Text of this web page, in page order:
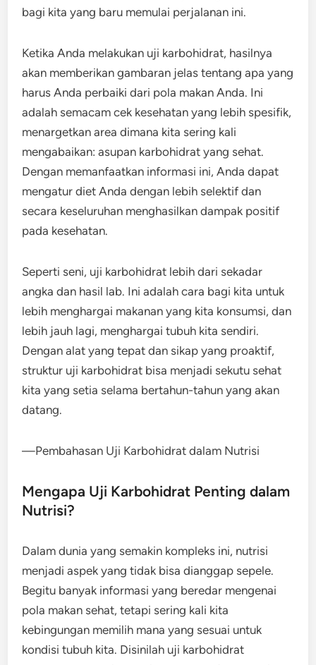
bagi kita yang baru memulai perjalanan ini.
Ketika Anda melakukan uji karbohidrat, hasilnya
akan memberikan gambaran jelas tentang apa yang
harus Anda perbaiki dari pola makan Anda. Ini
adalah semacam cek kesehatan yang lebih spesifik,
menargetkan area dimana kita sering kali
mengabaikan: asupan karbohidrat yang sehat.
Dengan memanfaatkan informasi ini, Anda dapat
mengatur diet Anda dengan lebih selektif dan
secara keseluruhan menghasilkan dampak positif
pada kesehatan.
Seperti seni, uji karbohidrat lebih dari sekadar
angka dan hasil lab. Ini adalah cara bagi kita untuk
lebih menghargai makanan yang kita konsumsi, dan
lebih jauh lagi, menghargai tubuh kita sendiri.
Dengan alat yang tepat dan sikap yang proaktif,
struktur uji karbohidrat bisa menjadi sekutu sehat
kita yang setia selama bertahun-tahun yang akan
datang.
—Pembahasan Uji Karbohidrat dalam Nutrisi
Mengapa Uji Karbohidrat Penting dalam
Nutrisi?
Dalam dunia yang semakin kompleks ini, nutrisi
menjadi aspek yang tidak bisa dianggap sepele.
Begitu banyak informasi yang beredar mengenai
pola makan sehat, tetapi sering kali kita
kebingungan memilih mana yang sesuai untuk
kondisi tubuh kita. Disinilah uji karbohidrat